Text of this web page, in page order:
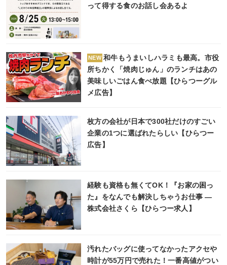
って得する食のお話し会あるよ
NEW 和牛もうまいしハラミも最高。市役
所ちかく「焼肉じゅん」のランチはあの
美味しいごはん食べ放題【ひらつーグル
メ広告】
枚方の会社が日本で300社だけのすごい
企業の1つに選ばれたらしい【ひらつー
広告】
経験も資格も無くてOK！『お家の困っ
た』をなんでも解決しちゃうお仕事 ―
株式会社さくら【ひらつー求人】
汚れたバッグに使ってなかったアクセや
時計が55万円で売れた！一番高値がつい